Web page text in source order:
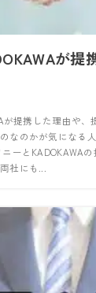
が提
が提携した理由や
なのかが気になる
ーとKADOKAWA
社にも...